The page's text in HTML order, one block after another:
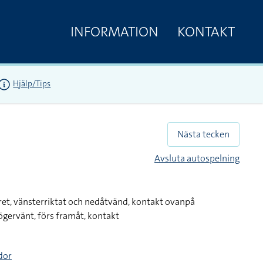
INFORMATION KONTAKT
Hjälp/Tips
Nästa tecken
Avsluta autospelning
vänsterriktat och nedåtvänd, kontakt ovanpå
förs framåt, kontakt